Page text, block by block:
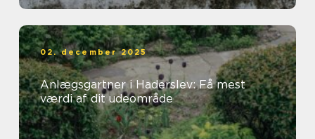
02. december 2025
Anlægsgartner i Haderslev: Få mest
værdi af dit udeområde